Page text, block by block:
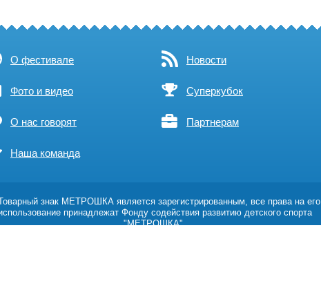
О фестивале Новости
Фото и видео Суперкубок
О нас говорят Партнерам
Наша команда
знак МЕТРОШКА является зарегистрированным, все права на его
принадлежат Фонду содействия развитию детского спорта
"МЕТРОШКА".